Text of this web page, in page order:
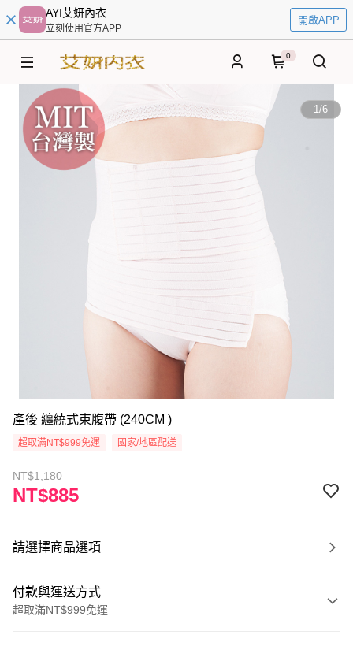
AYI艾妍內衣
立刻使用官方APP
開啟APP
0
1/6
產後 纏繞式束腹帶 (240CM )
超取滿NT$999免運 國家/地區配送
NT$1,180
NT$885
請選擇商品選項
付款與運送方式
超取滿NT$999免運